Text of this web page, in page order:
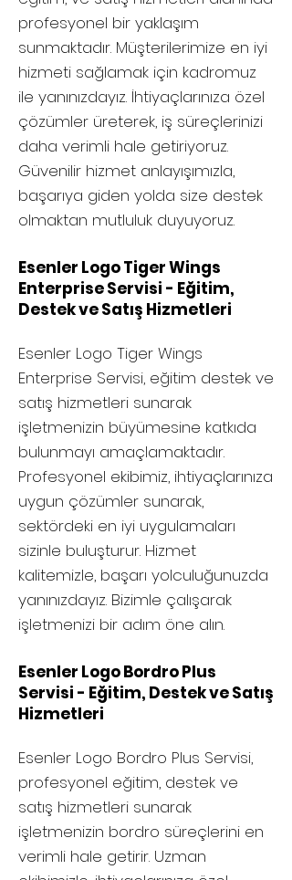
profesyonel bir yaklaşım
sunmaktadır. Müşterilerimize en iyi
hizmeti sağlamak için kadromuz
ile yanınızdayız. İhtiyaçlarınıza özel
çözümler üreterek, iş süreçlerinizi
daha verimli hale getiriyoruz.
Güvenilir hizmet anlayışımızla,
başarıya giden yolda size destek
olmaktan mutluluk duyuyoruz.
Esenler Logo Tiger Wings
Enterprise Servisi - Eğitim,
Destek ve Satış Hizmetleri
Esenler Logo Tiger Wings
Enterprise Servisi, eğitim destek ve
satış hizmetleri sunarak
işletmenizin büyümesine katkıda
bulunmayı amaçlamaktadır.
Profesyonel ekibimiz, ihtiyaçlarınıza
uygun çözümler sunarak,
sektördeki en iyi uygulamaları
sizinle buluşturur. Hizmet
kalitemizle, başarı yolculuğunuzda
yanınızdayız. Bizimle çalışarak
işletmenizi bir adım öne alın.
Esenler Logo Bordro Plus
Servisi - Eğitim, Destek ve Satış
Hizmetleri
Esenler Logo Bordro Plus Servisi,
profesyonel eğitim, destek ve
satış hizmetleri sunarak
işletmenizin bordro süreçlerini en
verimli hale getirir. Uzman